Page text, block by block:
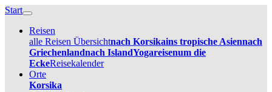
Start
Reisen
alle Reisen Übersichtnach Korsikains tropische Asiennach
Griechenlandnach IslandYogareisenum die
EckeReisekalender
Orte
Korsika